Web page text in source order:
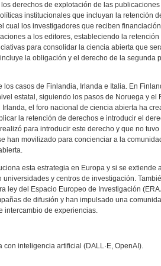
derechos de explotación de las
institucionales que incluyan la retención
cual los investigadores que reciben
a los editores, estableciendo la
para consolidar la ciencia abierta que
la obligación y el derecho de la segunda
los casos de Finlandia, Irlanda e Italia. En
estatal, siguiendo los pasos de Noruega y
el foro nacional de ciencia abierta ha
la retención de derechos e introducir el
para introducir este derecho y que no
han movilizado para concienciar a la
esta estrategia en Europa y si se
y centros de investigación.
ley del Espacio Europeo de Investigación
de difusión y han impulsado una
intercambio de experiencias.
inteligencia artificial (DALL·E, OpenAI).